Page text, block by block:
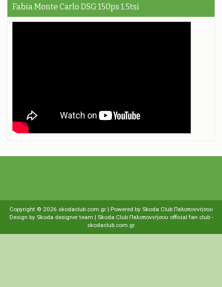
Fabia Monte Carlo DSG 150ps 1.5tsi
Copyright © 2026 skodaclub.com.gr | Powered by Skoda Club Πελοποννήσου
Design by Skoda designer team | Skoda Club Πελοποννήσου οfficial fan club -
skodaclub.com.gr